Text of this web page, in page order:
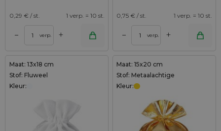
0,29 € / st. 1 verp. = 10 st.
– verp. +
0,75 € / st. 1 verp. = 10 st.
– verp. +
Maat: 13x18 cm
Stof: Fluweel
Kleur:
Maat: 15x20 cm
Stof: Metaalachtige
Kleur: